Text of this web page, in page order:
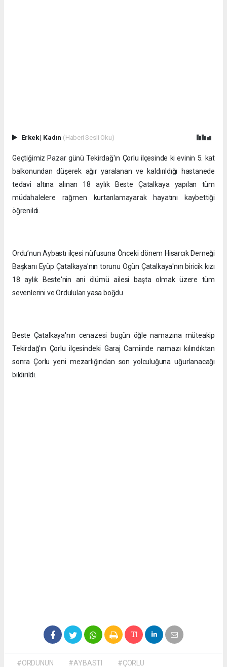
Erkek| Kadın (Haberi Sesli Oku)
Geçtiğimiz Pazar günü Tekirdağ'ın Çorlu ilçesinde ki evinin 5. kat
balkonundan düşerek ağır yaralanan ve kaldırıldığı hastanede
tedavi altına alınan 18 aylık Beste Çatalkaya yapılan tüm
müdahalelere rağmen kurtarılamayarak hayatını kaybettiği
öğrenildi.
Ordu’nun Aybastı ilçesi nüfusuna Önceki dönem Hisarcık Derneği
Başkanı Eyüp Çatalkaya'nın torunu Ogün Çatalkaya'nın biricik kızı
18 aylık Beste'nin ani ölümü ailesi başta olmak üzere tüm
sevenlerini ve Orduluları yasa boğdu.
Beste Çatalkaya'nın cenazesi bugün öğle namazına müteakip
Tekirdağ'ın Çorlu ilçesindeki Garaj Camiinde namazı kılındıktan
sonra Çorlu yeni mezarlığından son yolculuğuna uğurlanacağı
bildirildi.
#ORDUNUN #AYBASTI #ÇORLU